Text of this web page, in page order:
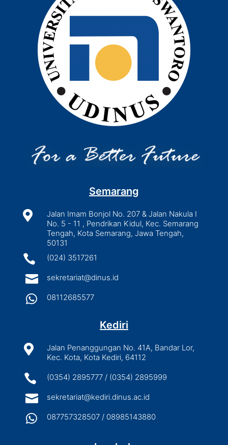
Semarang

Jalan Imam Bonjol No. 207 & Jalan Nakula I
No. 5 - 11 , Pendrikan Kidul, Kec. Semarang
Tengah, Kota Semarang, Jawa Tengah,
50131
 (024) 3517261
 sekretariat@dinus.id
 08112685577
Kediri

Jalan Penanggungan No. 41A, Bandar Lor,
Kec. Kota, Kota Kediri, 64112
 (0354) 2895777 / (0354) 2895999
 sekretariat@kediri.dinus.ac.id
 087757328507 / 08985143880